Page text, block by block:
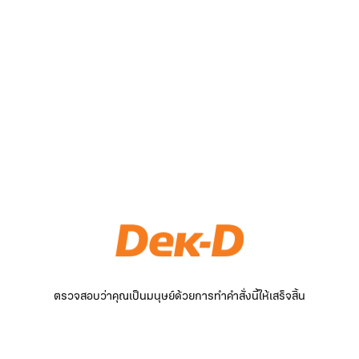
ตรวจสอบว่าคุณเป็นมนุษย์ด้วยการทำคำสั่งนี้ให้เสร็จสิ้น